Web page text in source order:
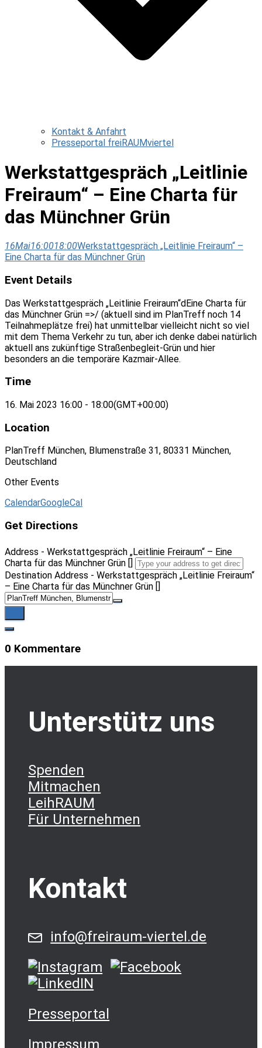
Kontakt & Anfahrt
Presseportal freiRAUMviertel
Werkstattgespräch „Leitlinie
Freiraum“ – Eine Charta für
das Münchner Grün
16Mai16:0018:00Werkstattgespräch „Leitlinie Freiraum“ –
Eine Charta für das Münchner Grün
Event Details
Das Werkstattgespräch „Leitlinie Freiraum“dEine Charta für
das Münchner Grün =>/ (aktuell sind im PlanTreff noch 14
Teilnahmeplätze frei) hat unmittelbar vielleicht nicht so viel
mit dem Thema Verkehr zu tun, aber ich denke dabei natürlich
aktuell ans zukünftige Straßenbegleit-Grün und hier
besonders an die temporäre Kazmair-Allee.
Time
16. Mai 2023 16:00 - 18:00(GMT+00:00)
Location
PlanTreff München, Blumenstraße 31, 80331 München,
Deutschland
Other Events
CalendarGoogleCal
Get Directions
Address - Werkstattgespräch „Leitlinie Freiraum“ – Eine
Charta für das Münchner Grün []
Destination Address - Werkstattgespräch „Leitlinie Freiraum“
– Eine Charta für das Münchner Grün []
0 Kommentare
Unterstütz uns
Spenden
Mitmachen
LeihRAUM
Für Unternehmen
Kontakt
info@freiraum-viertel.de
Presseportal
Impressum